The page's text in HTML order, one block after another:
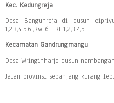
Kec. Kedungreja
Desa Bangunreja di dusun
1,2,3,4,5,6.,Rw 6 : Rt 1,2,3,4,5
Kecamatan Gandrungmangu
Desa Wringinharjo dusun
Jalan provinsi sepanjang kurang